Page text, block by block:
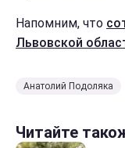
Напомним, что
Львовской
Анатолий Подоляка
Читайте